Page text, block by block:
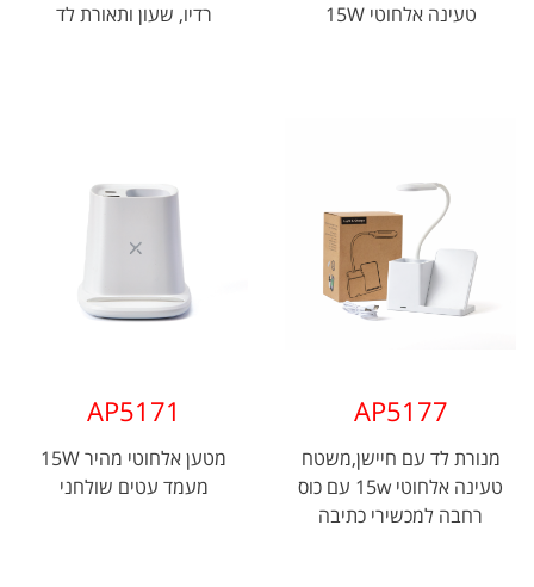
טעינה אלחוטי 15W
רדיו, שעון ותאורת לד
AP5177
מנורת לד עם חיישן,משטח
טעינה אלחוטי 15w עם כוס
רחבה למכשירי כתיבה
AP5171
מטען אלחוטי מהיר 15W
מעמד עטים שולחני